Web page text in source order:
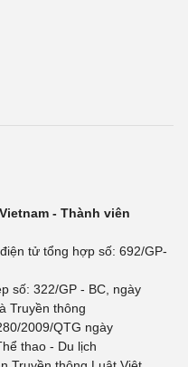
- Thành viên
tử tổng hợp số: 692/GP-
số: 322/GP - BC, ngày
Truyền thông
2009/QTG ngày
thao - Du lịch